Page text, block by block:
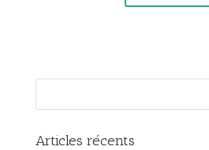
Articles récents